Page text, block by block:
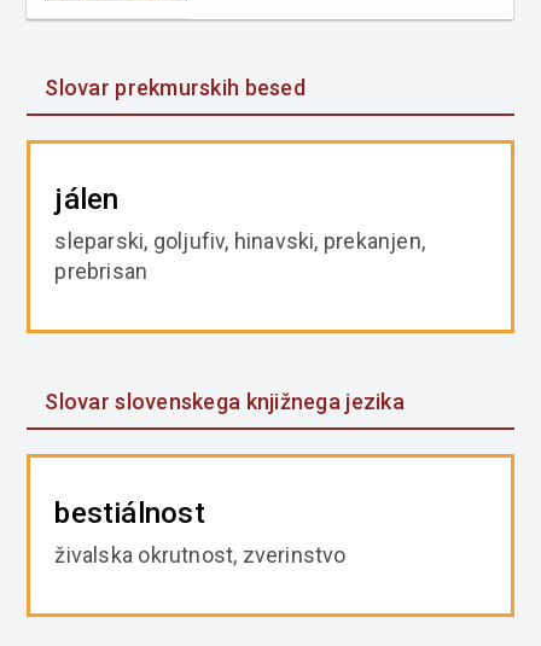
Slovar prekmurskih besed
jálen
sleparski, goljufiv, hinavski, prekanjen,
prebrisan
Slovar slovenskega knjižnega jezika
bestiálnost
živalska okrutnost, zverinstvo